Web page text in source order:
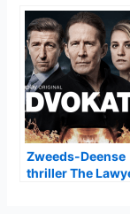
Zweeds-Deense
thriller The